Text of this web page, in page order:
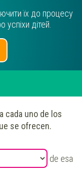
їх до процесу
дітей.
cada uno de los
se ofrecen.
de esa